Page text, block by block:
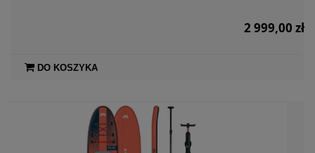
2 999,00 zł
DO KOSZYKA